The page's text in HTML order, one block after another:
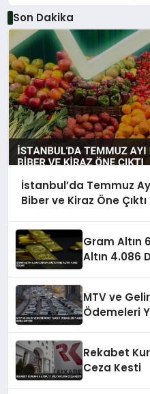
Son Dakika
İstanbul’da Temmuz
Biber ve Kiraz Öne Çıktı
Gram Altın
Altın 4.086
MTV ve
Ödemeleri
Rekabet
Ceza Kesti